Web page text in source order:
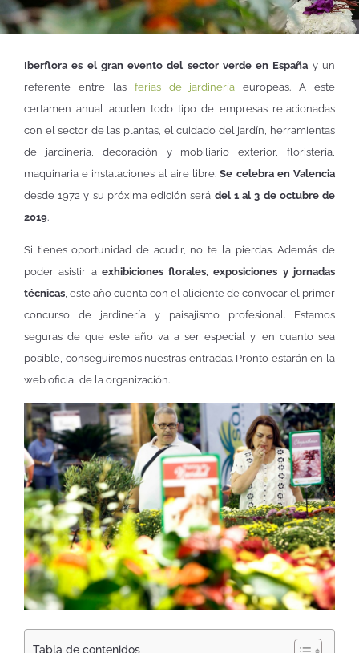
Iberflora es el gran evento del sector verde en España y un
referente entre las ferias de jardinería europeas. A este
certamen anual acuden todo tipo de empresas relacionadas
con el sector de las plantas, el cuidado del jardín, herramientas
de jardinería, decoración y mobiliario exterior, floristería,
maquinaria e instalaciones al aire libre.Se celebra en Valencia
desde 1972 y su próxima edición será del 1 al 3 de octubre de
2019.
Si tienes oportunidad de acudir, no te la pierdas. Además de
poder asistir a exhibiciones florales, exposiciones y jornadas
técnicas, este año cuenta con el aliciente de convocar el primer
concurso de jardinería y paisajismo profesional. Estamos
seguras de que este año va a ser especial y, en cuanto sea
posible, conseguiremos nuestras entradas. Pronto estarán en la
web oficial de la organización.
Tabla de contenidos